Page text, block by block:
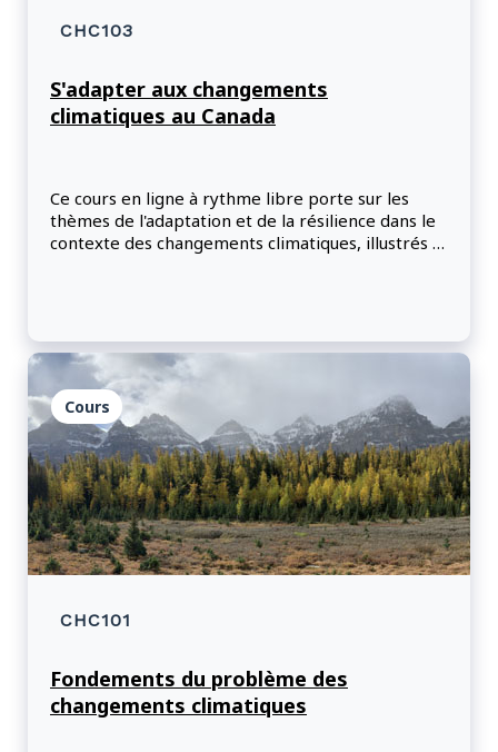
CHC103
S'adapter aux changements
climatiques au Canada
Ce cours en ligne à rythme libre porte sur les
thèmes de l'adaptation et de la résilience dans le
contexte des changements climatiques, illustrés à
collectivités résilientes et une économie forte,
tout en visant la carboneutralité au Canada.
Cours
CHC101
Fondements du problème des
changements climatiques